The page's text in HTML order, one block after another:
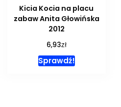
Kicia Kocia na placu
zabaw Anita Głowińska
2012
6,93zł
Sprawdź!